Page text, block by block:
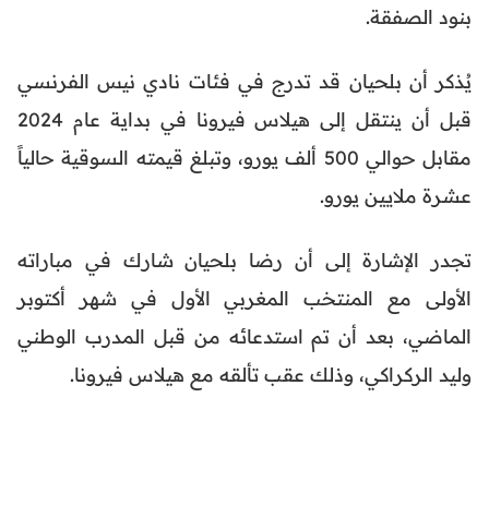
بنود الصفقة.
يُذكر أن بلحيان قد تدرج في فئات نادي نيس الفرنسي
قبل أن ينتقل إلى هيلاس فيرونا في بداية عام 2024
مقابل حوالي 500 ألف يورو، وتبلغ قيمته السوقية حالياً
عشرة ملايين يورو.
تجدر الإشارة إلى أن رضا بلحيان شارك في مباراته
الأولى مع المنتخب المغربي الأول في شهر أكتوبر
الماضي، بعد أن تم استدعائه من قبل المدرب الوطني
وليد الركراكي، وذلك عقب تألقه مع هيلاس فيرونا.